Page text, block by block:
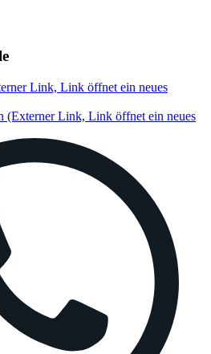
Link, Link öffnet ein neues
(Externer Link, Link öffnet ein neues